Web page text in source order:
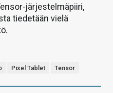
järjestelmäpiiri,
tiedetään vielä
Pixel Tablet Tensor